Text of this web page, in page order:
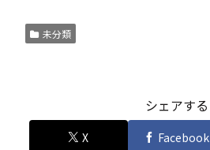
未分類
シェアする
X Facebook